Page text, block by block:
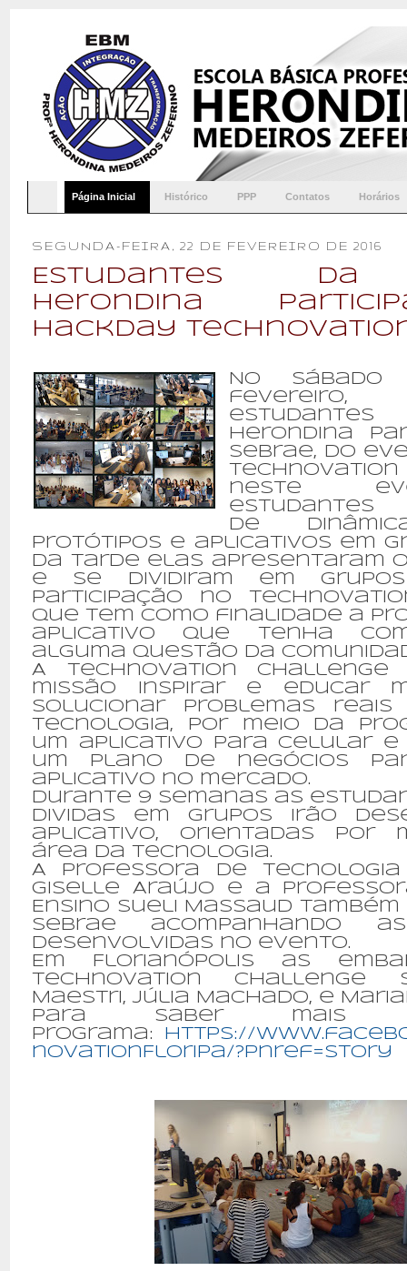
Página Inicial Histórico PPP Contatos Horários
SEGUNDA-FEIRA, 22 DE FEVEREIRO DE 2016
Estudantes da
Herondina
Hackday
No
Herondina
Sebrae, do
neste
estudantes
de
protótipos e aplicativos em
da tarde elas apresentaram
e se dividiram em
participação no
que tem como finalidade a
aplicativo que tenha
alguma questão da
A Technovation
missão inspirar e educar
solucionar problemas
tecnologia, por meio da
um aplicativo para celular e
um plano de negócios
aplicativo no mercado.
Durante 9 semanas as
dividas em grupos irão
aplicativo, orientadas por
área da tecnologia.
A Professora de Tecnologia
Giselle Araújo e a
Ensino Sueli Massaud
Sebrae acompanhando
desenvolvidas no evento.
Em Florianópolis as
Technovation Challenge
Maestri, Júlia Machado, e
Para saber mais
programa:
https://
novationFloripa/?pnref=story